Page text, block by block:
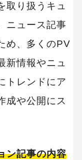
取り扱うキュ
ニュース記事
め、多くのPV
新情報やニュ
トレンドにア
成や公開にス
ン記事の内容